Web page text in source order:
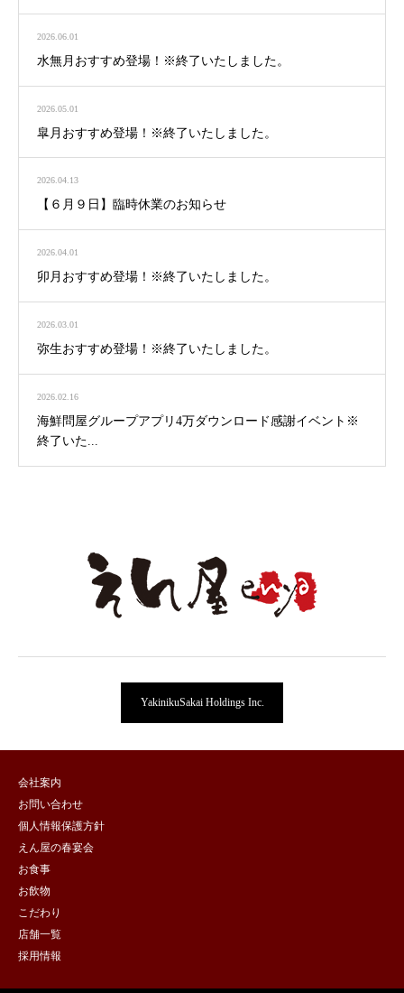
2026.06.01
水無月おすすめ登場！※終了いたしました。
2026.05.01
皐月おすすめ登場！※終了いたしました。
2026.04.13
【６月９日】臨時休業のお知らせ
2026.04.01
卯月おすすめ登場！※終了いたしました。
2026.03.01
弥生おすすめ登場！※終了いたしました。
2026.02.16
海鮮問屋グループアプリ4万ダウンロード感謝イベント※
終了いた...
YakinikuSakai Holdings Inc.
会社案内
お問い合わせ
個人情報保護方針
えん屋の春宴会
お食事
お飲物
こだわり
店舗一覧
採用情報